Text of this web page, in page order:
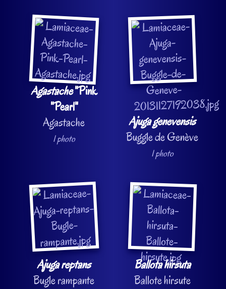
Agastache"Pink
"Pearl"
Agastache
1 photo
Ajuga genevensis
Buggle de Genève
1 photo
Ajuga reptans
Bugle rampante
Ballota hirsuta
Ballote hirsute